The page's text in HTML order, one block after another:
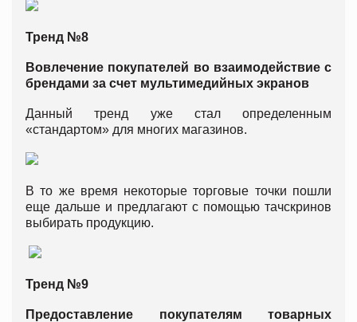
Тренд №8
Вовлечение покупателей во взаимодействие с
брендами за счет мультимедийных экранов
Данный тренд уже стал определенным
«стандартом» для многих магазинов.
В то же время некоторые торговые точки пошли
еще дальше и предлагают с помощью тачскринов
выбирать продукцию.
Тренд №9
Предоставление покупателям товарных